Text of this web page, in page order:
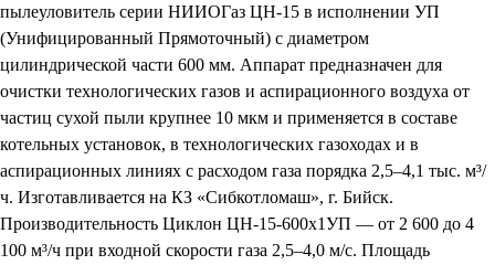
пылеуловитель серии НИИОГаз ЦН-15 в исполнении УП
(Унифицированный Прямоточный) с диаметром
цилиндрической части 600 мм. Аппарат предназначен для
очистки технологических газов и аспирационного воздуха от
частиц сухой пыли крупнее 10 мкм и применяется в составе
котельных установок, в технологических газоходах и в
аспирационных линиях с расходом газа порядка 2,5–4,1 тыс. м³/
ч. Изготавливается на КЗ «Сибкотломаш», г. Бийск.
Производительность Циклон ЦН-15-600х1УП — от 2 600 до 4
100 м³/ч при входной скорости газа 2,5–4,0 м/с. Площадь